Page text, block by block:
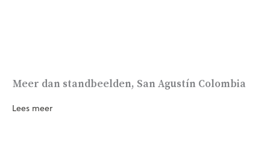
Meer dan standbeelden, San Agustín Colombia
Lees meer